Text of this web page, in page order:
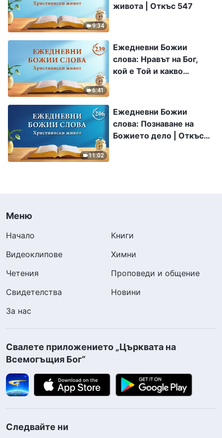
9:34
живота | Откъс 547
6:41
Ежедневни Божии
слова: Нравът на Бог,
кой е Той и какво
11:02
Ежедневни Божии
слова: Познаване на
Божието дело | Откъс
Меню
Начало
Книги
Видеоклипове
Химни
Четения
Проповеди и общение
Свидетелства
Новини
За нас
Свалете приложението „Църквата на
Всемогъщия Бог“
Следвайте ни